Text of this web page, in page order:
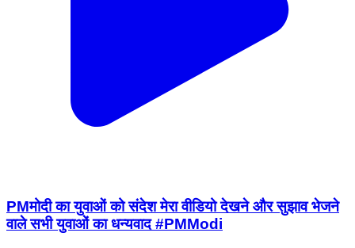
PMमोदी का युवाओं को संदेश मेरा वीडियो देखने और सुझाव भेजने
वाले सभी युवाओं का धन्यवाद #PMModi